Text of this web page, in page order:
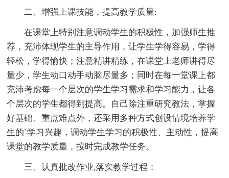
二、增强上课技能，提高教学质量:
在课堂上特别注意调动学生的积极性，加强师生推
荐，充沛体现学生的主导作用，让学生学得容易，学得
轻松，学得愉快；注意精讲精练，在课堂上老师讲得尽
量少，学生动口动手动脑尽量多；同时在每一堂课上都
充沛考虑每一个层次的学生学习需求和学习能力，让各
个层次的学生都得到提高。自己除注重研究教法，掌握
好基础、重点难点外，还采用多种方式创设情境培养学
生的`学习兴趣，调动学生学习的积极性、主动性，提高
课堂的教学质量，按时完成教学任务。
三、认真批改作业,落实教学过程：